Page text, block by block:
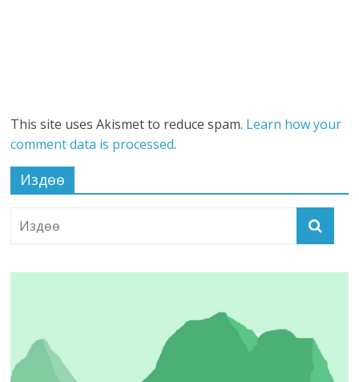
This site uses Akismet to reduce spam. Learn how your
comment data is processed.
Издөө